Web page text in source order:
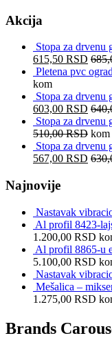
Akcija
Stopa za drvenu
615,50 RSD
Pletena pvc
kom
Stopa za drvenu
603,00 RSD
Stopa za drvenu
510,00RSD kom
Stopa za drvenu
567,00 RSD
Najnovije
Nastavak
Al profil 8423-
1.200,00 RSD
Al profil 8865-u
5.100,00 RSD
Nastavak
Mešalica –
1.275,00 RSD
Brands